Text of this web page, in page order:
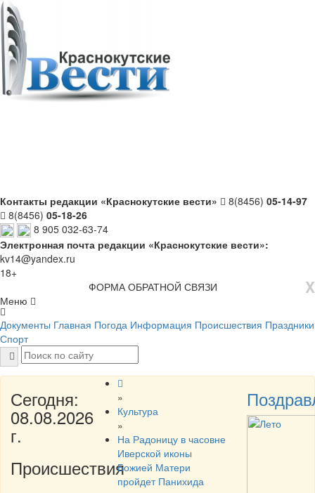
Контакты редакции «Краснокутские вести» 8(8456) 05-14-97
8(8456) 05-18-26
8 905 032-63-74
Электронная почта редакции «Краснокутские вести»:
kv14@yandex.ru
18+
X
ФОРМА ОБРАТНОЙ СВЯЗИ
Меню
Документы Главная Погода Информация Происшествия Праздники
Спорт
Сегодня:
08.08.2026
г.
Происшествия
»
Культура
»
На Радоницу в часовне
Иверской иконы
Божией Матери
пройдет Панихида